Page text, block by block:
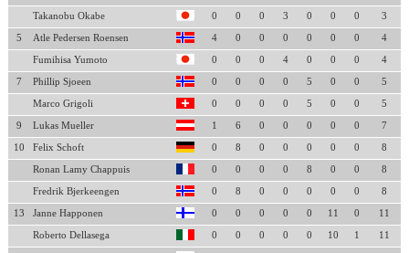
Takanobu Okabe 0 0 0 3 0 0 0 3
5 Atle Pedersen Roensen 4 0 0 0 0 0 0 4
Fumihisa Yumoto 0 0 0 4 0 0 0 4
7 Phillip Sjoeen 0 0 0 0 5 0 0 5
Marco Grigoli 0 0 0 0 5 0 0 5
9 Lukas Mueller 1 6 0 0 0 0 0 7
10 Felix Schoft 0 8 0 0 0 0 0 8
Ronan Lamy Chappuis 0 0 0 0 8 0 0 8
Fredrik Bjerkeengen 0 8 0 0 0 0 0 8
13 Janne Happonen 0 0 0 0 0 11 0 11
Roberto Dellasega 0 0 0 0 0 10 1 11